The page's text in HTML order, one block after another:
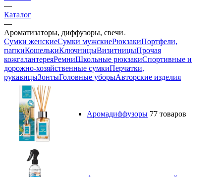
—
Каталог
—
Ароматизаторы, диффузоры, свечи
Сумки женскиеСумки мужскиеРюкзакиПортфели,
папкиКошелькиКлючницыВизитницыПрочая
кожгалантереяРемниШкольные рюкзакиСпортивные и
дорожно-хозяйственные сумкиПерчатки,
рукавицыЗонтыГоловные уборыАвторские изделия
Аромадиффузоры 77 товаров